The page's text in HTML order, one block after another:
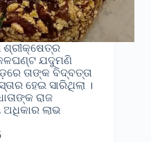
ଯଦୁମଣି
ତାଙ୍କ ବିଦ୍‍ବତ୍ତା
ହେଇ ସାରିଥିଲା ।
ରାଜ
ଲାଭ